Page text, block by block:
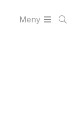
Meny